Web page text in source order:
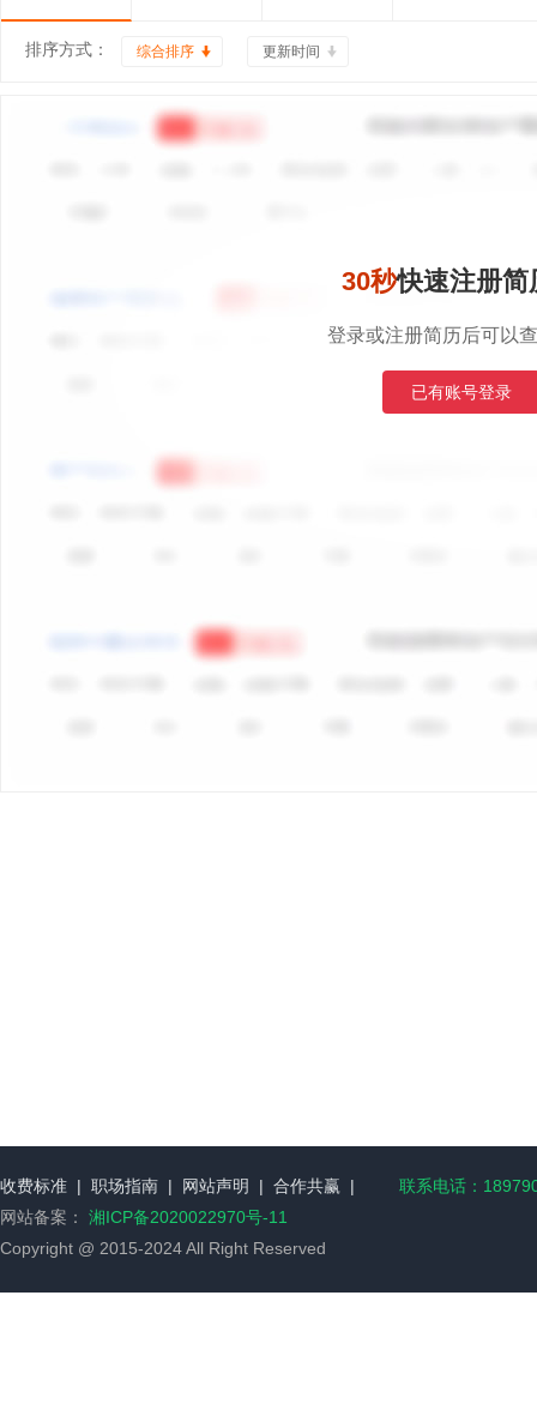
排序方式： 综合排序 更新时间
30秒快速注册简
登录或注册简历后可以
已有账号登录
收费标准 | 职场指南 | 网站声明 | 合作共赢 |
联系电话：
网站备案： 湘ICP备2020022970号-11
Copyright @ 2015-2024 All Right Reserved